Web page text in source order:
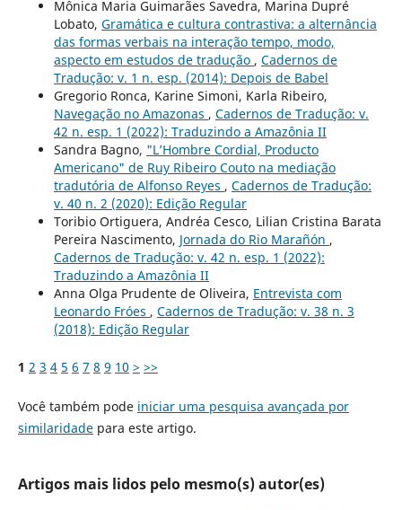
Mônica Maria Guimarães Savedra, Marina Dupré
Lobato, Gramática e cultura contrastiva: a alternância
das formas verbais na interação tempo, modo,
aspecto em estudos de tradução , Cadernos de
Tradução: v. 1 n. esp. (2014): Depois de Babel
Gregorio Ronca, Karine Simoni, Karla Ribeiro,
Navegação no Amazonas , Cadernos de Tradução: v.
42 n. esp. 1 (2022): Traduzindo a Amazônia II
Sandra Bagno, "L’Hombre Cordial, Producto
Americano" de Ruy Ribeiro Couto na mediação
tradutória de Alfonso Reyes , Cadernos de Tradução:
v. 40 n. 2 (2020): Edição Regular
Toribio Ortiguera, Andréa Cesco, Lilian Cristina Barata
Pereira Nascimento, Jornada do Rio Marañón ,
Cadernos de Tradução: v. 42 n. esp. 1 (2022):
Traduzindo a Amazônia II
Anna Olga Prudente de Oliveira, Entrevista com
Leonardo Fróes , Cadernos de Tradução: v. 38 n. 3
(2018): Edição Regular
1 2 3 4 5 6 7 8 9 10 > >>
Você também pode iniciar uma pesquisa avançada por
similaridadepara este artigo.
Artigos mais lidos pelo mesmo(s) autor(es)